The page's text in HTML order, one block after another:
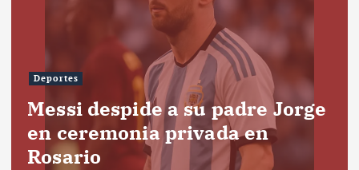
Deportes
Messi despide a su padre Jorge
en ceremonia privada en
Rosario